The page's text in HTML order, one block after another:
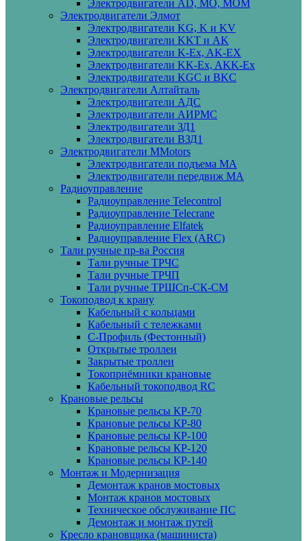
Электродвигатели AD, MO, MOM
Электродвигатели Элмот
Электродвигатели KG, K и KV
Электродвигатели KKT и AK
Электродвигатели K-Ex, AK-EX
Электродвигатели KK-Ex, AKK-Ex
Электродвигатели KGC и BKC
Электродвигатели Алтайталь
Электродвигатели АДС
Электродвигатели АИРМС
Электродвигатели ЗД1
Электродвигатели ВЗД1
Электродвигатели MMotors
Электродвигатели подъема МА
Электродвигатели передвиж МА
Радиоуправление
Радиоуправление Telecontrol
Радиоуправление Telecrane
Радиоуправление Elfatek
Радиоуправление Flex (ARC)
Тали ручные пр-ва Россия
Тали ручные ТРЧС
Тали ручные ТРЧП
Тали ручные ТРШСп-СК-СМ
Токоподвод к крану
Кабельный с кольцами
Кабельный с тележками
С-Профиль (Фестонный)
Открытые троллеи
Закрытые троллеи
Токоприёмники крановые
Кабельный токоподвод RC
Крановые рельсы
Крановые рельсы КР-70
Крановые рельсы КР-80
Крановые рельсы КР-100
Крановые рельсы КР-120
Крановые рельсы КР-140
Монтаж и Модернизация
Демонтаж кранов мостовых
Монтаж кранов мостовых
Техническое обслуживание ПС
Демонтаж и монтаж путей
Кресло крановщика (машиниста)